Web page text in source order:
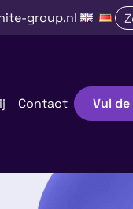
group.nl
Contact Vul